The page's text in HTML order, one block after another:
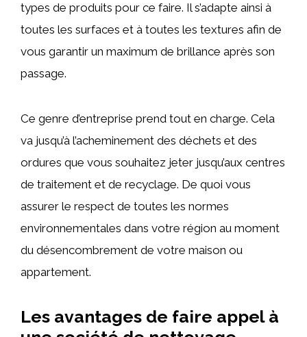
types de produits pour ce faire. Il s’adapte ainsi à
toutes les surfaces et à toutes les textures afin de
vous garantir un maximum de brillance après son
passage.
Ce genre d’entreprise prend tout en charge. Cela
va jusqu’à l’acheminement des déchets et des
ordures que vous souhaitez jeter jusqu’aux centres
de traitement et de recyclage. De quoi vous
assurer le respect de toutes les normes
environnementales dans votre région au moment
du désencombrement de votre maison ou
appartement.
Les avantages de faire appel à